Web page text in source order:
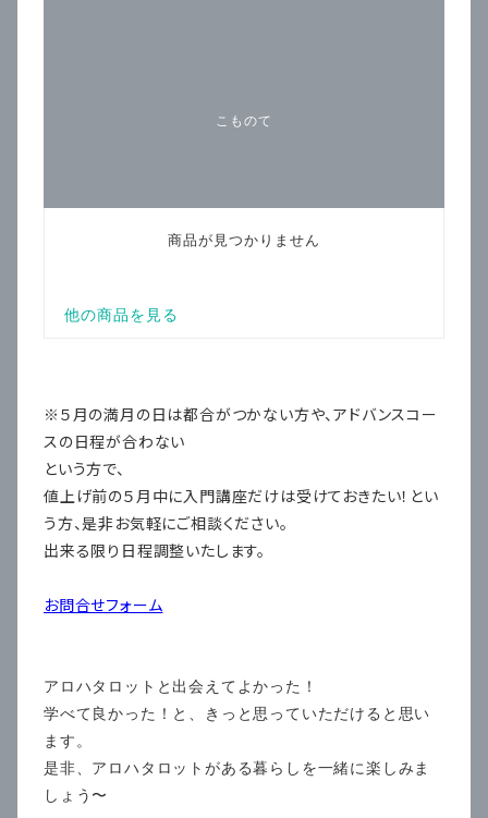
※５月の満月の日は都合がつかない方や、アドバンスコー
スの日程が合わない
という方で、
値上げ前の５月中に入門講座だけは受けておきたい！とい
う方、是非お気軽にご相談ください。
出来る限り日程調整いたします。
お問合せフォーム
アロハタロットと出会えてよかった！
学べて良かった！と、きっと思っていただけると思い
ます。
是非、アロハタロットがある暮らしを一緒に楽しみま
しょう〜